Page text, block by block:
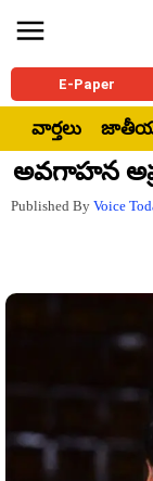
E-Paper
వార్తలు
అవగాహన
Published By Voice